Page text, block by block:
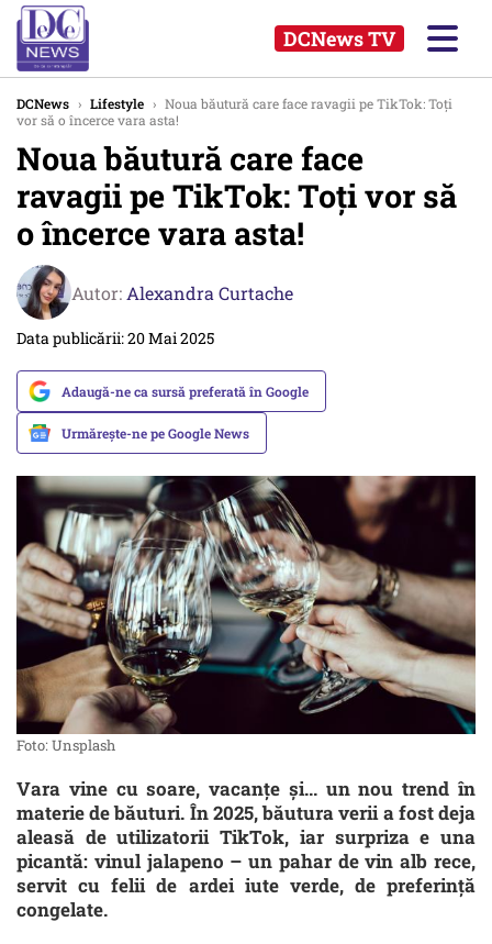
DCNews TV
DCNews › Lifestyle › Noua băutură care face ravagii pe TikTok: Toți
vor să o încerce vara asta!
Noua băutură care face
ravagii pe TikTok: Toți vor să
o încerce vara asta!
Autor: Alexandra Curtache
Data publicării: 20 Mai 2025
Adaugă-ne ca sursă preferată în Google
Urmărește-ne pe Google News
Foto: Unsplash
Vara vine cu soare, vacanțe și... un nou trend în
materie de băuturi. În 2025, băutura verii a fost deja
aleasă de utilizatorii TikTok, iar surpriza e una
picantă: vinul jalapeno – un pahar de vin alb rece,
servit cu felii de ardei iute verde, de preferință
congelate.